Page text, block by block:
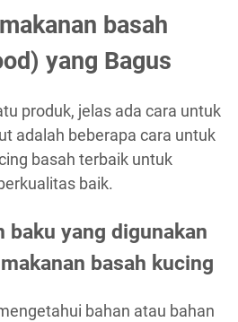
basah
yang Bagus
produk, jelas ada cara untuk
adalah beberapa cara untuk
basah terbaik untuk
baik.
baku yang digunakan
basah kucing
bahan atau bahan